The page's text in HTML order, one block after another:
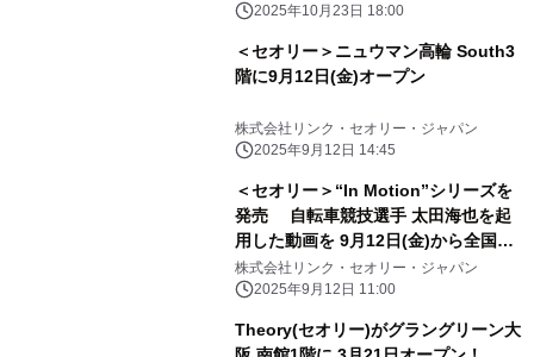
2025年10月23日 18:00
＜セオリー＞ニュウマン高輪 South3
階に9月12日(金)オープン
株式会社リンク・セオリー・ジャパン
2025年9月12日 14:45
＜セオリー＞“In Motion”シリーズを
発売 自転車競技選手 太田海也を起
用した動画を 9月12日(金)から全国の
ゴールドジムで放映開始
株式会社リンク・セオリー・ジャパン
2025年9月12日 11:00
Theory(セオリー)がグラングリーン大